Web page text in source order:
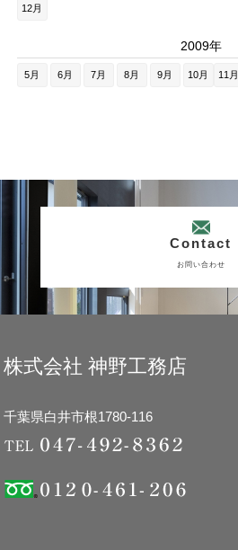
12月
2009年
5月 6月 7月 8月 9月 10月 11月
Contact
お問い合わせ
株式会社 神野工務店
千葉県白井市根1780-116